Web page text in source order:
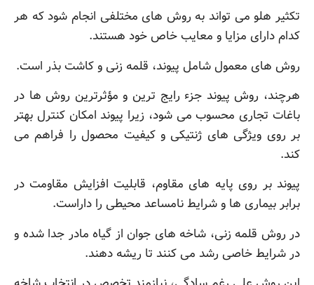
تکثیر هلو می تواند به روش های مختلفی انجام شود که هر
کدام دارای مزایا و معایب خاص خود هستند.
روش های معمول شامل پیوند، قلمه زنی و کاشت بذر است.
هرچند، روش پیوند جزء رایج ترین و مؤثرترین روش ها در
باغات تجاری محسوب می شود، زیرا پیوند امکان کنترل بهتر
بر روی ویژگی های ژنتیکی و کیفیت محصول را فراهم می
کند.
پیوند بر روی پایه های مقاوم، قابلیت افزایش مقاومت در
برابر بیماری ها و شرایط نامساعد محیطی را داراست.
در روش قلمه زنی، شاخه های جوان از گیاه مادر جدا شده و
در شرایط خاصی رشد می کنند تا ریشه دهند.